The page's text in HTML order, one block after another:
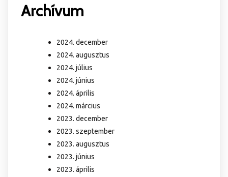
Archívum
2024. december
2024. augusztus
2024. július
2024. június
2024. április
2024. március
2023. december
2023. szeptember
2023. augusztus
2023. június
2023. április